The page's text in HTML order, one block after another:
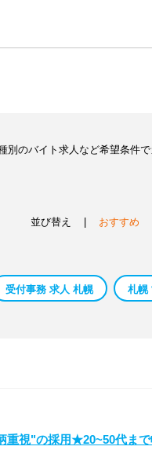
のバイト求人など希望条件
並び替え おすすめ
受付事務 求人 札幌 札幌
重視"の採用★20~50代ま